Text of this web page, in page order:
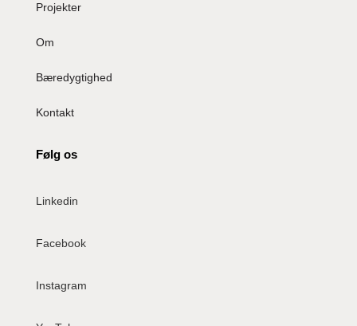
Projekter
Om
Bæredygtighed
Kontakt
Følg os
Linkedin
Facebook
Instagram